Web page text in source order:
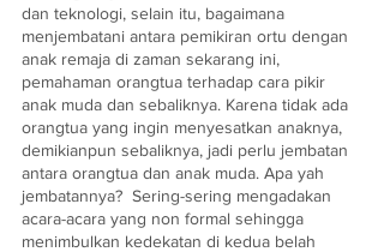
dan teknologi, selain itu, bagaimana
menjembatani antara pemikiran ortu dengan
anak remaja di zaman sekarang ini,
pemahaman orangtua terhadap cara pikir
anak muda dan sebaliknya. Karena tidak ada
orangtua yang ingin menyesatkan anaknya,
demikianpun sebaliknya, jadi perlu jembatan
antara orangtua dan anak muda. Apa yah
jembatannya?  Sering-sering mengadakan
acara-acara yang non formal sehingga
menimbulkan kedekatan di kedua belah